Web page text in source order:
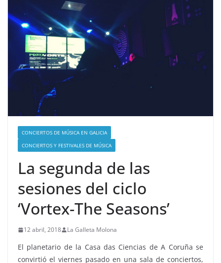
CONCIERTOS DE MÚSICA EN GALICIA
CONCIERTOS Y FESTIVALES DE MÚSICA
La segunda de las
sesiones del ciclo
‘Vortex-The Seasons’
12 abril, 2018 La Galleta Molona
El planetario de la Casa das Ciencias de A Coruña se
convirtió el viernes pasado en una sala de conciertos,